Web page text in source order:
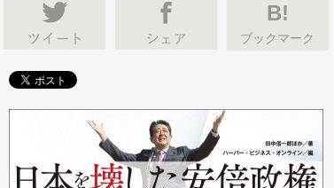
B!
ブックマーク